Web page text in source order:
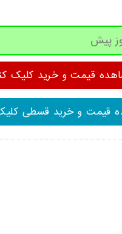
قیمت و خرید کلیک
قیمت و خرید قسطی